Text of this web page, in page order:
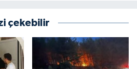
çekebilir